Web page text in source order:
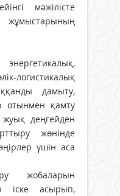
мәжілісте
жұмыстарының
логистикалық
дамыту,
отынмен қамту
жуық деңгейден
жөнінде
үшін аса
жобаларын
іске асырып,